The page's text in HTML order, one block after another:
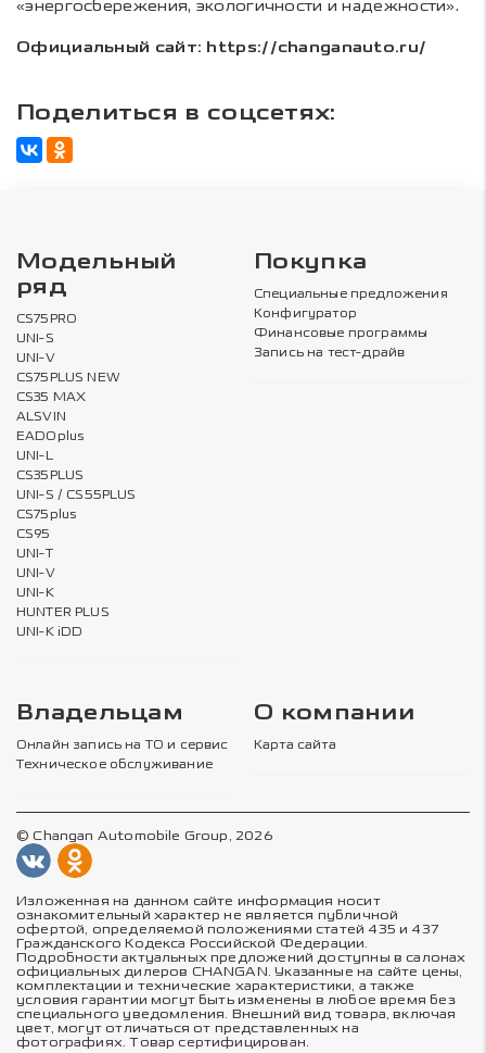
«энергосбережения, экологичности и надежности».
Официальный сайт: https://changanauto.ru/
Поделиться в соцсетях:
Модельный
ряд
CS75PRO
UNI-S
UNI-V
CS75PLUS NEW
CS35 MAX
ALSVIN
EADOplus
UNI-L
CS35PLUS
UNI-S / CS55PLUS
CS75plus
CS95
UNI-T
UNI-V
UNI-K
HUNTER PLUS
UNI-K iDD
Покупка
Специальные предложения
Конфигуратор
Финансовые программы
Запись на тест-драйв
Владельцам
Онлайн запись на ТО и сервис
Техническое обслуживание
О компании
Карта сайта
© Changan Automobile Group, 2026
Изложенная на данном сайте информация носит
ознакомительный характер не является публичной
офертой, определяемой положениями статей 435 и 437
Гражданского Кодекса Российской Федерации.
Подробности актуальных предложений доступны в салонах
официальных дилеров CHANGAN. Указанные на сайте цены,
комплектации и технические характеристики, а также
условия гарантии могут быть изменены в любое время без
специального уведомления. Внешний вид товара, включая
цвет, могут отличаться от представленных на
фотографиях. Товар сертифицирован.